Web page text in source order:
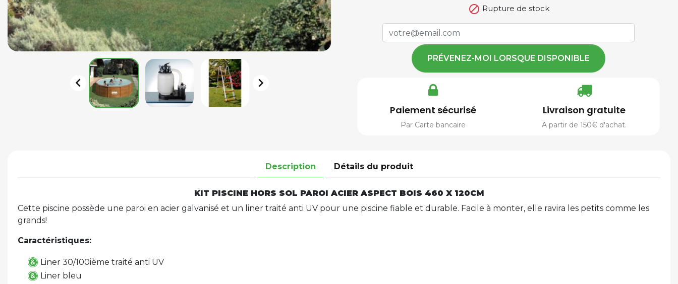
 
 Rupture de stock
PRÉVENEZ-MOI LORSQUE DISPONIBLE
Paiement sécurisé
Par Carte bancaire
Livraison gratuite
A partir de 150€ d'achat.
Description Détails du produit
KIT PISCINE HORS SOL PAROI ACIER ASPECT BOIS 460 X 120CM
Cette piscine possède une paroi en acier galvanisé et un liner traité anti UV pour une piscine fiable et durable. Facile à monter, elle ravira les petits comme les
grands!
Caractéristiques:
Liner 30/100ième traité anti UV
Liner bleu